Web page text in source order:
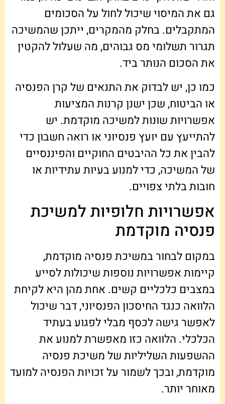
גם את המיסוי שיכול לחול על הסכומים
המתקבלים. בחלק מהמקרים, ייתכן שהמשיכה
תגרור תשלומי מס גבוהים, מה שעלול להקטין
את הסכום הנותר ביד.
כמו כן, יש לבדוק את התנאים של קרן הפנסיה
או הביטוח, שכן ישנן קרנות המציעות
אפשרויות שונות למשיכה מוקדמת. יש
להתייעץ עם יועץ פנסיוני או רואה חשבון כדי
להבין את כל ההיבטים החוקיים והפיננסיים
של המשיכה, כדי למנוע בעיות עתידיות או
חובות בלתי צפויים.
אפשרויות חלופיות למשיכת
פנסיה מוקדמת
במקום לבחור במשיכת פנסיה מוקדמת,
קיימות אפשרויות נוספות שיכולות לסייע
במצבים כלכליים קשים. אחת מהן היא לקיחת
הלוואה כנגד החיסכון הפנסיוני, דבר שיכול
לאפשר גישה לכסף מבלי לפגוע בעתיד
הכלכלי. הלוואה כזו מאפשרת למנוע את
ההשפעות השליליות של משיכת פנסיה
מוקדמת, ובכך לשמור על זכויות הפנסיה למועד
מאוחר יותר.